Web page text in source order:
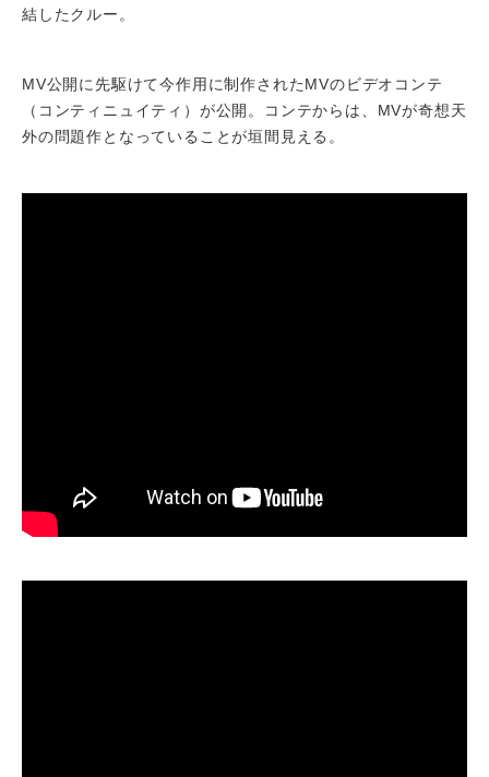
結したクルー。
MV公開に先駆けて今作用に制作されたMVのビデオコンテ
（コンティニュイティ）が公開。コンテからは、MVが奇想天
外の問題作となっていることが垣間見える。